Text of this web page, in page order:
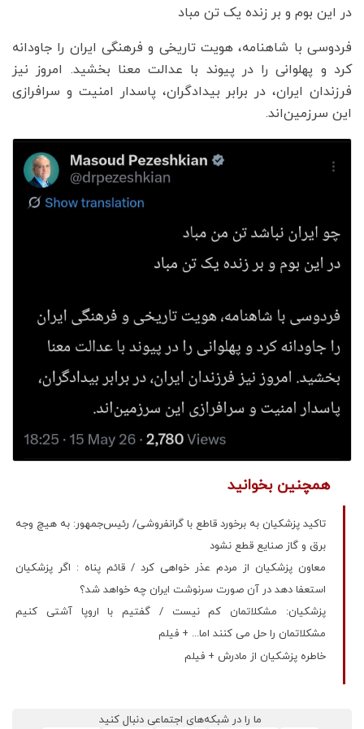
در این بوم و بر زنده یک تن مباد
‌فردوسی با شاهنامه، هویت تاریخی و فرهنگی ایران را جاودانه
کرد و پهلوانی را در پیوند با عدالت معنا بخشید. امروز نیز
فرزندان ایران، در برابر بیدادگران، پاسدار امنیت و سرافرازی
این سرزمین‌اند.
همچنین بخوانید
تاکید پزشکیان به برخورد قاطع با گرانفروشی/ رئیس‌جمهور: به هیچ وجه
برق و گاز صنایع قطع نشود
معاون پزشکیان از مردم عذر خواهی کرد / قائم پناه : اگر پزشکیان
استعفا دهد در آن صورت سرنوشت ایران چه خواهد شد؟
پزشکیان: مشکلاتمان کم نیست / گفتیم با اروپا آشتی کنیم
مشکلاتمان را حل می کنند اما... + فیلم
خاطره پزشکیان از مادرش + فیلم
ما را در شبکه‌های اجتماعی دنبال کنید